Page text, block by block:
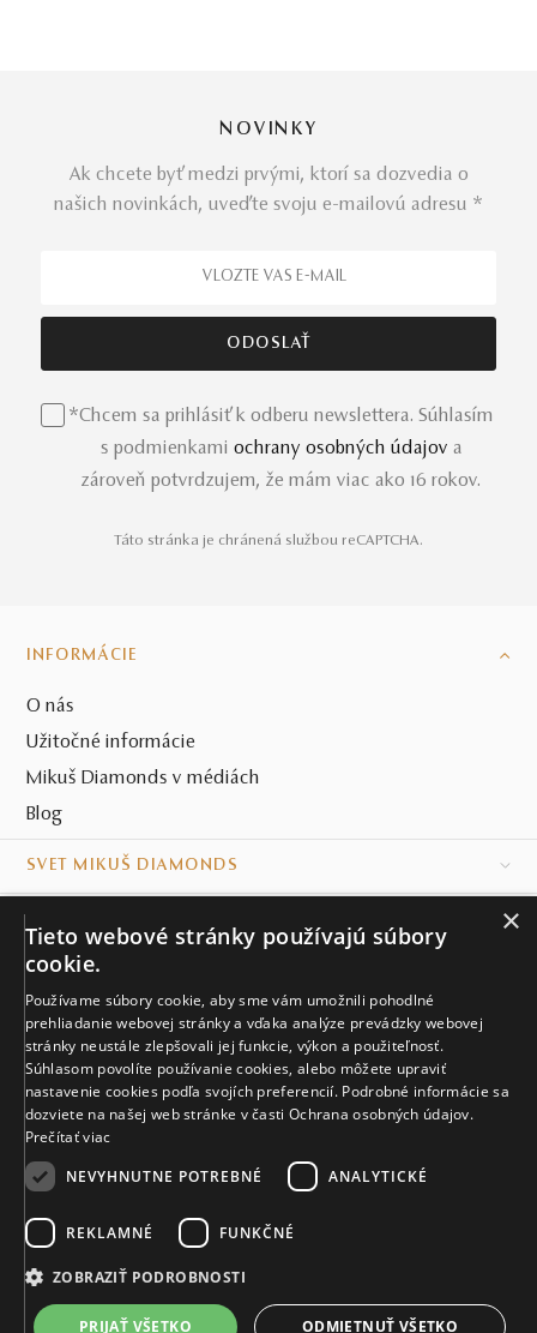
princezné. Prsteňu z ružového zlata dominuje zlatá
korunka, v ktorej je osadený veľký diamant. Originálnym
ho robia aj drobné číredrahokamy po stranách prsteňa,
Na výrobu prsteňa Tilly, ktorý je dostupnýajv iných
, sme použili prírodné materiály –
osobne v jednom z našich kamenných klenotníctiev.
2 545 €
NOVINKY
Ak chcete byť medzi prvými, ktorí sa dozvedia o
našich novinkách, uveďte svoju e-mailovú adresu *
*Chcem sa prihlásiť k odberu newslettera. Súhlasím
s podmienkami ochrany osobných údajov a
zároveň potvrdzujem, že mám viac ako 16 rokov.
Táto stránka je chránená službou reCAPTCHA.
INFORMÁCIE
O nás
Užitočné informácie
Mikuš Diamonds v médiách
Blog
SVET MIKUŠ DIAMONDS
KONTAKT
Naše klenotníctva
Sídlo spoločnosti
© MIKUŠ DIAMONDS, A.S. 2026. VŠETKY PRÁVA VYHRADENÉ.
×
Tieto webové stránky používajú súbory
cookie.
Používame súbory cookie, aby sme vám umožnili pohodlné
prehliadanie webovej stránky a vďaka analýze prevádzky webovej
stránky neustále zlepšovali jej funkcie, výkon a použiteľnosť.
Súhlasom povolíte používanie cookies, alebo môžete upraviť
nastavenie cookies podľa svojích preferencií. Podrobné informácie sa
dozviete na našej web stránke v časti Ochrana osobných údajov.
Prečítať viac
NEVYHNUTNE POTREBNÉ
ANALYTICKÉ
REKLAMNÉ FUNKČNÉ
ZOBRAZIŤ PODROBNOSTI
PRIJAŤ VŠETKO ODMIETNUŤ VŠETKO